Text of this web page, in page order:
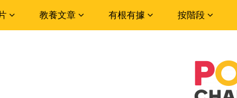
教養文章 有根有據 按階段